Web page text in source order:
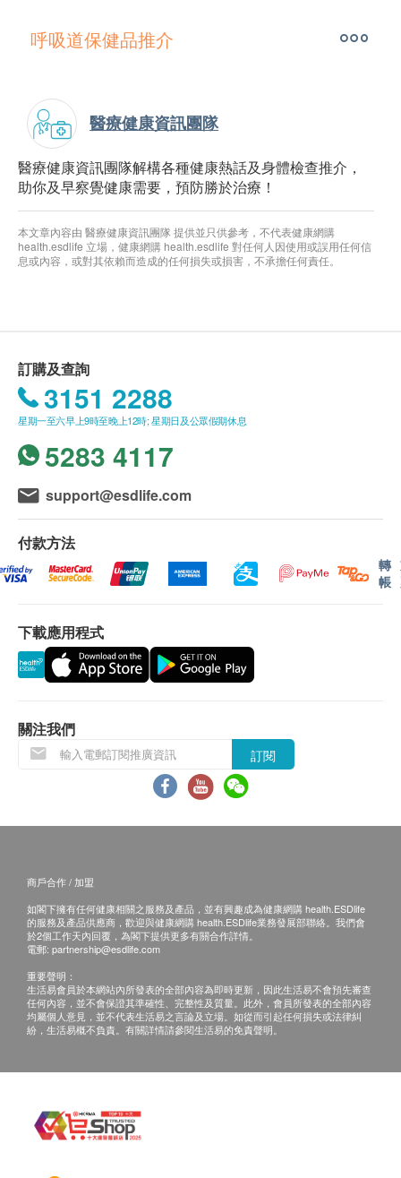
呼吸道保健品推介
醫療健康資訊團隊
醫療健康資訊團隊解構各種健康熱話及身體檢查推介，
助你及早察覺健康需要，預防勝於治療！
本文章內容由 醫療健康資訊團隊 提供並只供參考，不代表健康網購
health.esdlife 立場，健康網購 health.esdlife 對任何人因使用或誤用任何信
息或內容，或對其依賴而造成的任何損失或損害，不承擔任何責任。
訂購及查詢
3151 2288
星期一至六早上9時至晚上12時; 星期日及公眾假期休息
5283 4117
support@esdlife.com
付款方法
轉
帳
下載應用程式
關注我們
訂閱
商戶合作 / 加盟
如閣下擁有任何健康相關之服務及產品，並有興趣成為健康網購 health.ESDlife
的服務及產品供應商，歡迎與健康網購 health.ESDlife業務發展部聯絡。我們會
於2個工作天內回覆，為閣下提供更多有關合作詳情。
電郵: partnership@esdlife.com
重要聲明：
生活易會員於本網站內所發表的全部內容為即時更新，因此生活易不會預先審查
任何內容，並不會保證其準確性、完整性及質量。此外，會員所發表的全部內容
均屬個人意見，並不代表生活易之言論及立場。如從而引起任何損失或法律糾
紛，生活易概不負責。有關詳情請參閱生活易的免責聲明。